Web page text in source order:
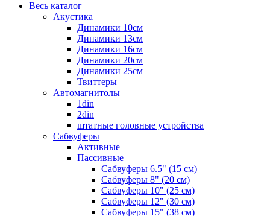
Весь каталог
Акустика
Динамики 10см
Динамики 13см
Динамики 16см
Динамики 20см
Динамики 25см
Твиттеры
Автомагнитолы
1din
2din
штатные головные устройства
Сабвуферы
Активные
Пассивные
Сабвуферы 6.5" (15 см)
Сабвуферы 8" (20 см)
Сабвуферы 10" (25 см)
Сабвуферы 12" (30 см)
Сабвуферы 15" (38 см)